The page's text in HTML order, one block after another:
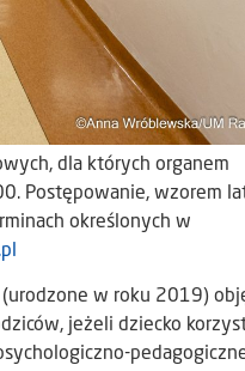
dla których organem
Postępowanie, wzorem
określonych w
w roku 2019)
jeżeli dziecko